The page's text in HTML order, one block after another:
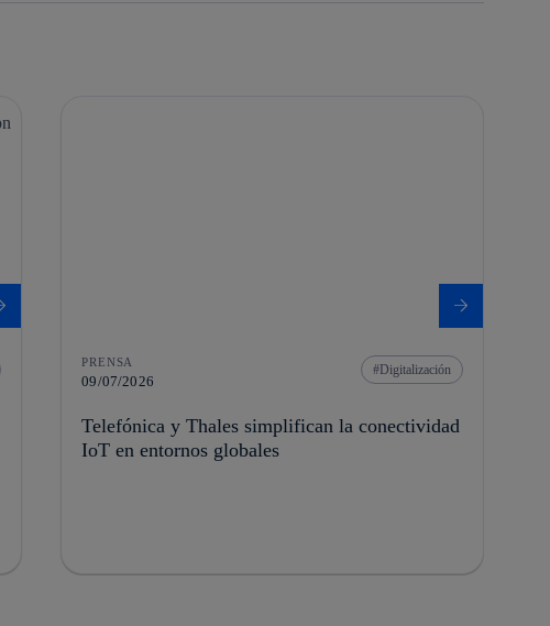
PRENSA
09/07/2026
Digitalización
Telefónica y Thales simplifican la conectividad
IoT en entornos globales